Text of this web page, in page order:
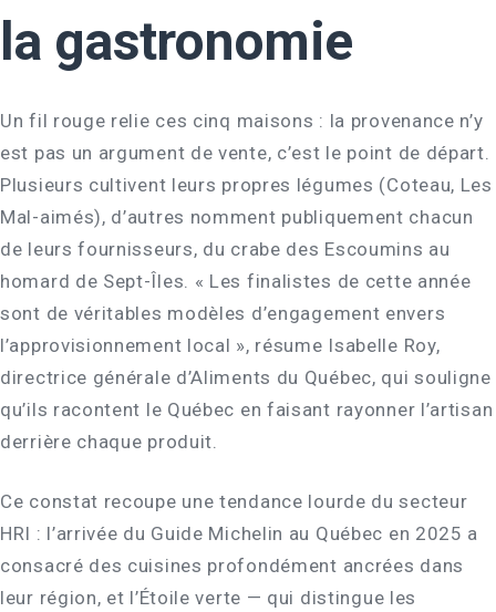
la gastronomie
Un fil rouge relie ces cinq maisons : la provenance n’y
est pas un argument de vente, c’est le point de départ.
Plusieurs cultivent leurs propres légumes (Coteau, Les
Mal-aimés), d’autres nomment publiquement chacun
de leurs fournisseurs, du crabe des Escoumins au
homard de Sept-Îles. « Les finalistes de cette année
sont de véritables modèles d’engagement envers
l’approvisionnement local », résume Isabelle Roy,
directrice générale d’Aliments du Québec, qui souligne
qu’ils racontent le Québec en faisant rayonner l’artisan
derrière chaque produit.
Ce constat recoupe une tendance lourde du secteur
HRI : l’arrivée du Guide Michelin au Québec en 2025 a
consacré des cuisines profondément ancrées dans
leur région, et l’Étoile verte — qui distingue les